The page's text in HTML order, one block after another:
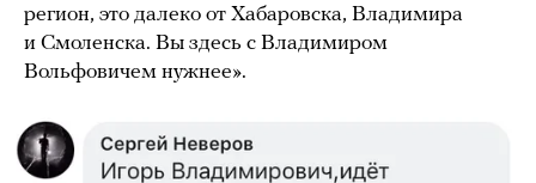
регион, это далеко от Хабаровска, Владимира
и Смоленска. Вы здесь с Владимиром
Вольфовичем нужнее».